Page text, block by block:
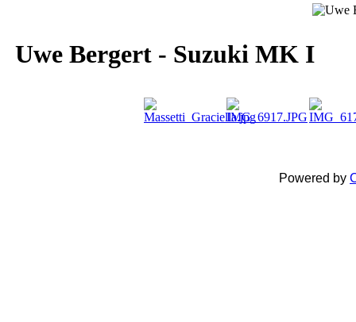
Uwe Bergert - Suzuki MK I
Powered by